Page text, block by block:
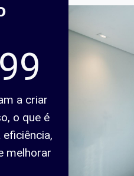
a criar
o que é
melhorar